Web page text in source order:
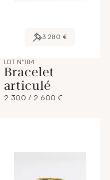
3 280 €
LOT N°184
Bracelet
articulé
2 300 / 2 600 €